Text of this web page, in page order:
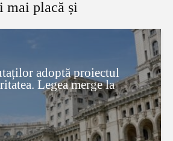
mai placă și
adoptă proiectul
Legea merge la